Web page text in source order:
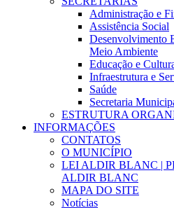
Administração e
Assistência Social
Desenvolvimento
Meio Ambiente
Educação e
Infraestrutura e
Saúde
Secretaria
ESTRUTURA
INFORMAÇÕES
CONTATOS
O MUNICÍPIO
LEI ALDIR BLANC |
ALDIR BLANC
MAPA DO SITE
Notícias